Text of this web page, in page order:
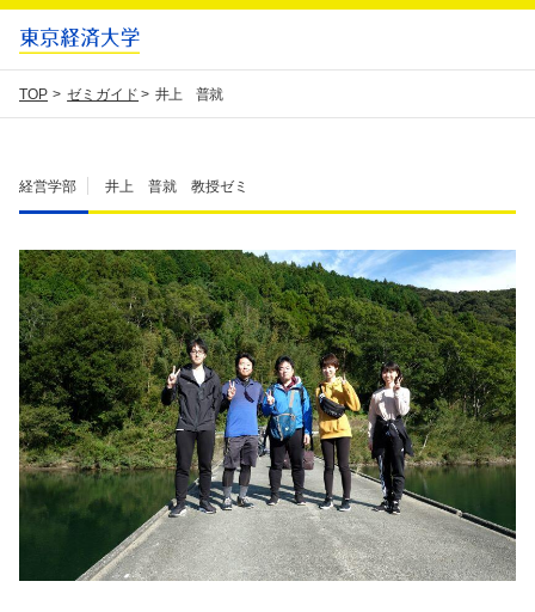
TOP ゼミガイド 井上 普就
経営学部 井上 普就 教授ゼミ